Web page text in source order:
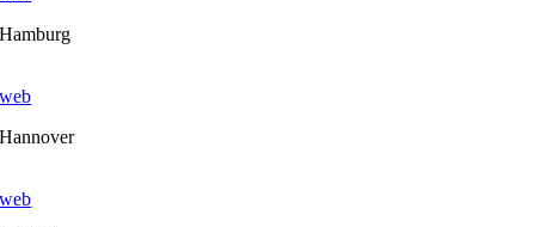
Hamburg
web
Hannover
web